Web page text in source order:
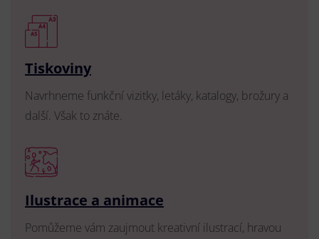
Tiskoviny
Navrhneme funkční vizitky, letáky, katalogy, brožury a
další. Však to znáte.
Ilustrace a animace
Pomůžeme vám zaujmout kreativní ilustrací, hravou